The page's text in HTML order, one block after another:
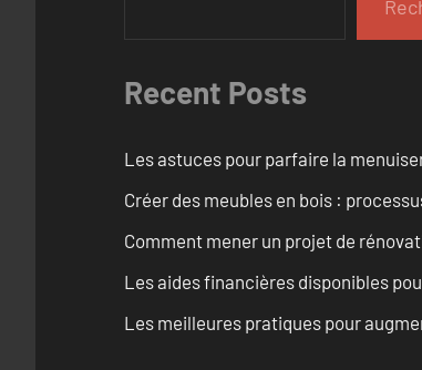
Recent Posts
Les astuces pour parfaire la
Créer des meubles en bois :
Comment mener un projet de
Les aides financières disponibles
Les meilleures pratiques pour